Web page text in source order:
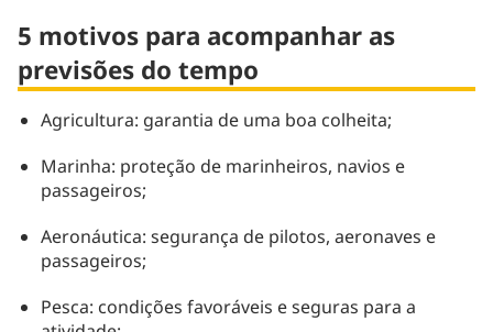
5 motivos para acompanhar as
previsões do tempo
Agricultura: garantia de uma boa colheita;
Marinha: proteção de marinheiros, navios e
passageiros;
Aeronáutica: segurança de pilotos, aeronaves e
passageiros;
Pesca: condições favoráveis e seguras para a